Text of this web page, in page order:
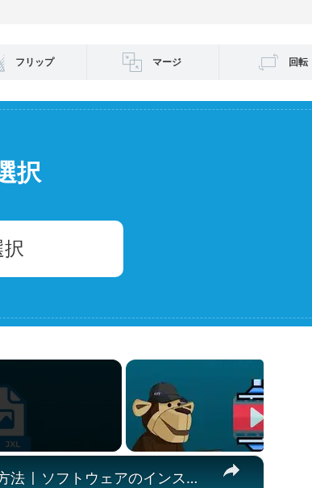
フリップ マージ 回転
択
×
🖼️ JXLファイルをオンラインで無料で閲覧する方法 | ソフトウェアのインストール不要